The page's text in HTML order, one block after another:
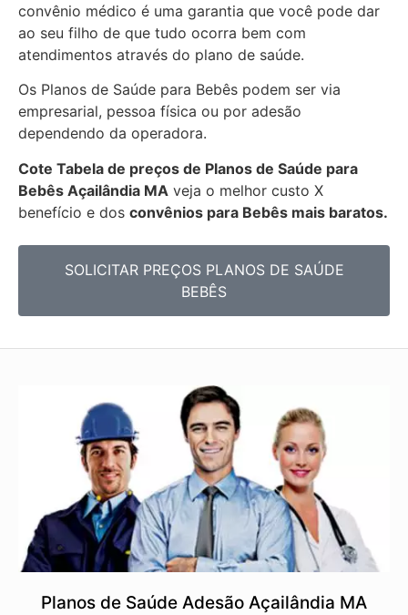
convênio médico é uma garantia que você pode dar
ao seu filho de que tudo ocorra bem com
atendimentos através do plano de saúde.
Os Planos de Saúde para Bebês podem ser via
empresarial, pessoa física ou por adesão
dependendo da operadora.
Cote Tabela de preços de Planos de Saúde para
Bebês Açailândia MA veja o melhor custo X
benefício e dos convênios para Bebês mais baratos.
SOLICITAR PREÇOS PLANOS DE SAÚDE
BEBÊS
Planos de Saúde Adesão Açailândia MA